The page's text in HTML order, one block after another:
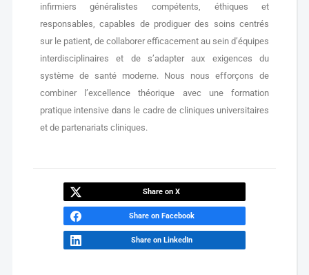
infirmiers généralistes compétents, éthiques et
responsables, capables de prodiguer des soins centrés
sur le patient, de collaborer efficacement au sein d’équipes
interdisciplinaires et de s’adapter aux exigences du
système de santé moderne. Nous nous efforçons de
combiner l’excellence théorique avec une formation
pratique intensive dans le cadre de cliniques universitaires
et de partenariats cliniques.
Share on X
Share on Facebook
Share on LinkedIn